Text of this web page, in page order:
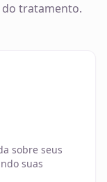
do tratamento.
sobre seus
suas